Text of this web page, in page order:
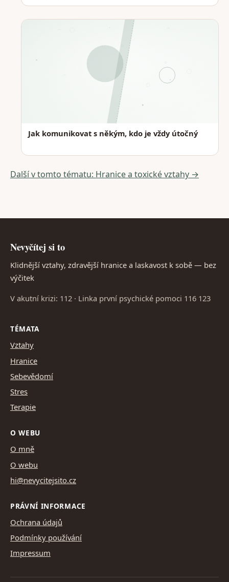
Jak komunikovat s někým, kdo je vždy útočný
Další v tomto tématu: Hranice a toxické vztahy →
Nevyčítej si to
Klidnější vztahy, zdravější hranice a laskavost k sobě — bez
výčitek
V akutní krizi: 112 · Linka první psychické pomoci 116 123
TÉMATA
Vztahy
Hranice
Sebevědomí
Stres
Terapie
O WEBU
O mně
O webu
hi@nevycitejsito.cz
PRÁVNÍ INFORMACE
Ochrana údajů
Podmínky používání
Impressum